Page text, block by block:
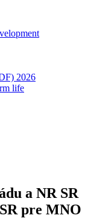
2026
life
a NR SR
pre MNO